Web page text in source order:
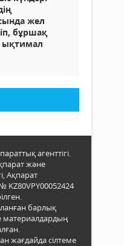
жел
бұршақ
агенттігі.
және
Ақпарат
KZ80VPY00052424
барлық
материалдардың
жағдайда сілтеме